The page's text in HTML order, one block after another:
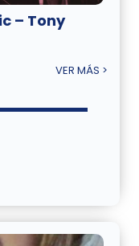
– Tony
VER MÁS >